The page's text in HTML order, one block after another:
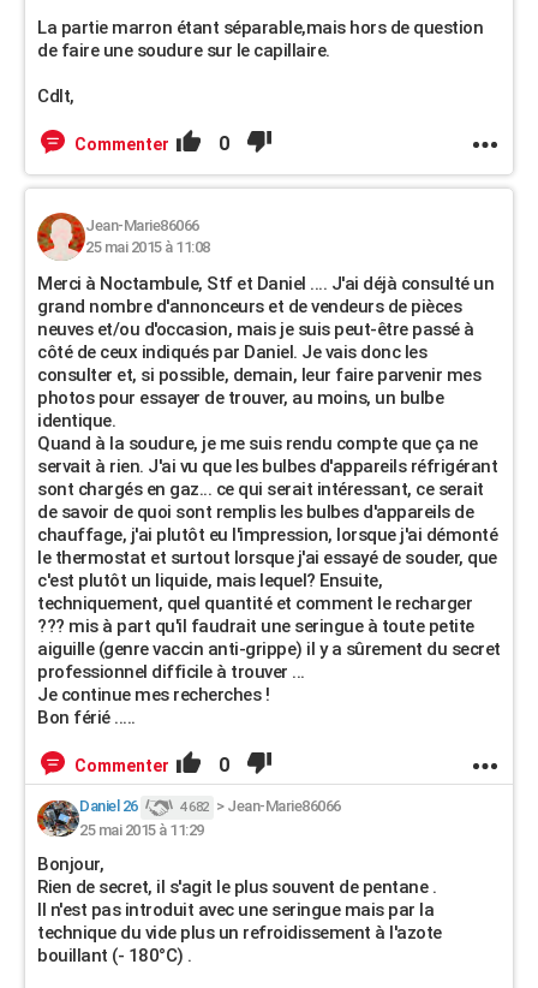
La partie marron étant séparable,mais hors de question
de faire une soudure sur le capillaire.
Cdlt,
Commenter 0
Jean-Marie86066
25 mai 2015 à 11:08
Merci à Noctambule, Stf et Daniel .... J'ai déjà consulté un
grand nombre d'annonceurs et de vendeurs de pièces
neuves et/ou d'occasion, mais je suis peut-être passé à
côté de ceux indiqués par Daniel. Je vais donc les
consulter et, si possible, demain, leur faire parvenir mes
photos pour essayer de trouver, au moins, un bulbe
identique.
Quand à la soudure, je me suis rendu compte que ça ne
servait à rien. J'ai vu que les bulbes d'appareils réfrigérant
sont chargés en gaz... ce qui serait intéressant, ce serait
de savoir de quoi sont remplis les bulbes d'appareils de
chauffage, j'ai plutôt eu l'impression, lorsque j'ai démonté
le thermostat et surtout lorsque j'ai essayé de souder, que
c'est plutôt un liquide, mais lequel? Ensuite,
techniquement, quel quantité et comment le recharger
??? mis à part qu'il faudrait une seringue à toute petite
aiguille (genre vaccin anti-grippe) il y a sûrement du secret
professionnel difficile à trouver ...
Je continue mes recherches !
Bon férié .....
Commenter 0
Daniel 26 4 682 > Jean-Marie86066
25 mai 2015 à 11:29
Bonjour,
Rien de secret, il s'agit le plus souvent de pentane .
Il n'est pas introduit avec une seringue mais par la
technique du vide plus un refroidissement à l'azote
bouillant (- 180°C) .